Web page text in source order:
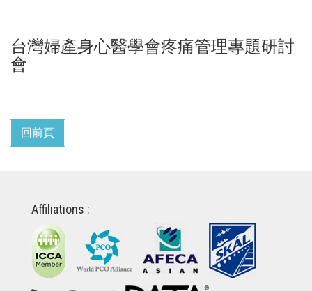
台灣婦產身心醫學會疼痛管理專題研討
會
回前頁
Affiliations :